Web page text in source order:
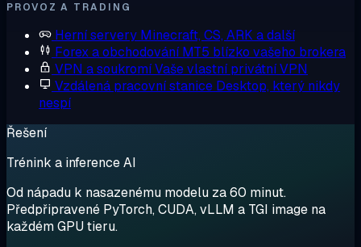
PROVOZ A TRADING
Herní servery Minecraft, CS, ARK a další
Forex a obchodování MT5 blízko vašeho brokera
VPN a soukromíVaše vlastní privátní VPN
Vzdálená pracovní stanice Desktop, který nikdy
nespí
Řešení
Trénink a inference AI
Od nápadu k nasazenému modelu za 60 minut.
Předpřipravené PyTorch, CUDA, vLLM a TGI image na
každém GPU tieru.